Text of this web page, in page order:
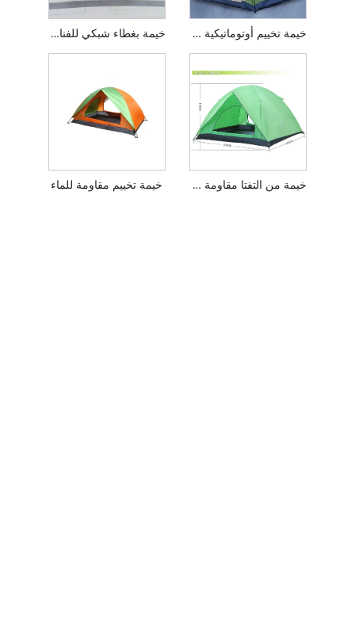
خيمة بغطاء شبكي للفناء الخارجي خيمة تخييم أوتوماتيكية بغرفة واحدة تتسع لـ 3-4 أشخاص
خيمة تخييم مقاومة للماء خيمة من التفتا مقاومة للماء مطلية بالبولي يوريثان تتسع لـ 4 أشخاص